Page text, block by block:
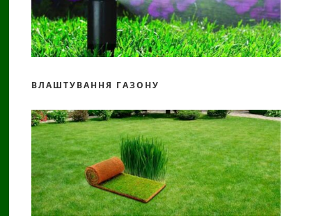
ВЛАШТУВАННЯ ГАЗОНУ